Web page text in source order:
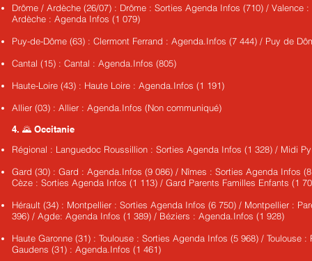
Drôme / Ardèche (26/07) : Drôme : Sorties Agenda Infos (710) /
Ardèche : Agenda Infos (1 079)
Puy-de-Dôme (63) : Clermont Ferrand : Agenda.Infos (7 444) / Puy de
Cantal (15) : Cantal : Agenda.Infos (805)
Haute-Loire (43) : Haute Loire : Agenda.Infos (1 191)
Allier (03) : Allier : Agenda.Infos (Non communiqué)
4. 🌄 Occitanie
Régional : Languedoc Roussillion : Sorties Agenda Infos (1 328) / Midi
Gard (30) : Gard : Agenda.Infos (9 086) / Nîmes : Sorties Agenda Infos
Cèze : Sorties Agenda Infos (1 113) / Gard Parents Familles Enfants (1
Hérault (34) : Montpellier : Sorties Agenda Infos (6 750) / Montpellier :
396) / Agde: Agenda Infos (1 389) / Béziers : Agenda.Infos (1 928)
Haute Garonne (31) : Toulouse : Sorties Agenda Infos (5 968) /
Gaudens (31) : Agenda.Infos (1 461)